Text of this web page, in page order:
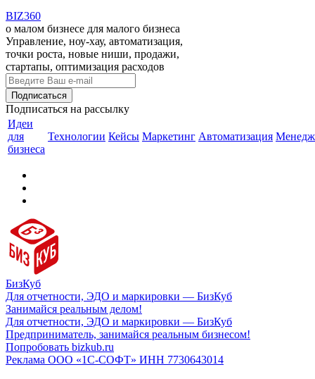
BIZ360
о малом бизнесе для малого бизнеса
Управление, ноу-хау, автоматизация,
точки роста, новые ниши, продажи,
стартапы, оптимизация расходов
Подписаться на рассылку
Идеи
для
бизнеса
Технологии Кейсы Маркетинг Автоматизация
БизКуб
Для отчетности, ЭДО и маркировки — БизКуб
Занимайся реальным делом!
Для отчетности, ЭДО и маркировки — БизКуб
Предприниматель, занимайся реальным бизнесом!
Попробовать bizkub.ru
Реклама ООО «1С-СОФТ» ИНН 7730643014